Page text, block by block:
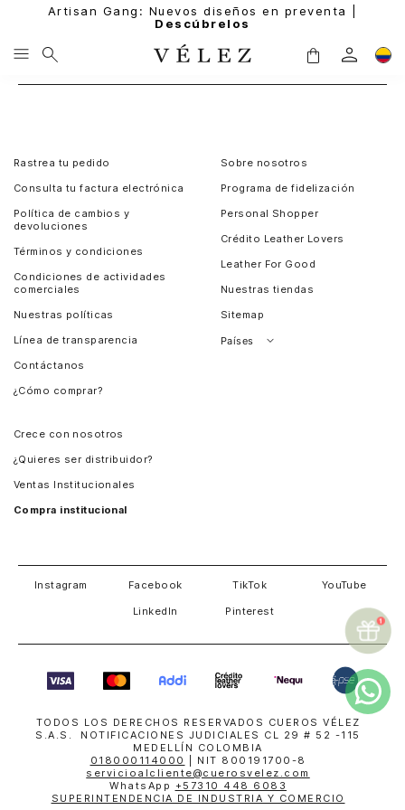
Artisan Gang: Nuevos diseños en preventa |
Descúbrelos
Rastrea tu pedido
Consulta tu factura electrónica
Política de cambios y
devoluciones
Términos y condiciones
Condiciones de actividades
comerciales
Nuestras políticas
Línea de transparencia
Contáctanos
¿Cómo comprar?
Sobre nosotros
Programa de fidelización
Personal Shopper
Crédito Leather Lovers
Leather For Good
Nuestras tiendas
Sitemap
Países
Crece con nosotros
¿Quieres ser distribuidor?
Ventas Institucionales
Compra institucional
Instagram Facebook TikTok YouTube
LinkedIn Pinterest
TODOS LOS DERECHOS RESERVADOS CUEROS VÉLEZ
S.A.S. NOTIFICACIONES JUDICIALES CL 29 # 52 -115
MEDELLÍN COLOMBIA
018000114000
| NIT 800191700-8
servicioalcliente@cuerosvelez.com
WhatsApp +57310 448 6083
SUPERINTENDENCIA DE INDUSTRIA Y COMERCIO